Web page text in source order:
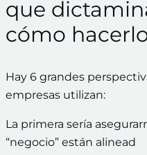
que
cómo
Hay 6 grandes
empresas utilizan:
La primera sería
“negocio” están alinead